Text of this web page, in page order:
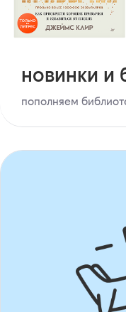
новинки и
пополняем